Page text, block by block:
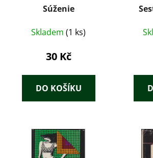
Súženie
Skladem (1 ks)
30 Kč
DO KOŠÍKU